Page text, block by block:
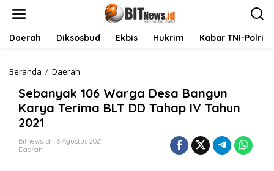
Daerah Diksosbud Ekbis Hukrim Kabar TNI-Polri
Beranda / Daerah
b
a
n
a
Sebanyak 106 Warga Desa Bangun
Karya Terima BLT DD Tahap IV Tahun
2021
Bitnews.id
6 Agustus 2021
Daerah